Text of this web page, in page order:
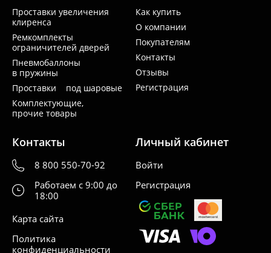
Проставки увеличения
клиренса
Ремкомплекты
ограничителей дверей
Пневмобаллоны
в пружины
Проставки под шаровые
Комплектующие,
прочие товары
Как купить
О компании
Покупателям
Контакты
Отзывы
Регистрация
Контакты
8 800 550-70-92
Работаем с 9:00 до
18:00
Карта сайта
Политика
конфиденциальности
Личный кабинет
Войти
Регистрация